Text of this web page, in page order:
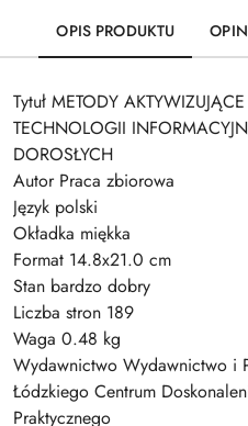
OPIS PRODUKTU
Tytuł METODY
TECHNOLOGII
DOROSŁYCH
Autor Praca zbiorowa
Język polski
Okładka miękka
Format 14.8x21.0 cm
Stan bardzo dobry
Liczba stron 189
Waga 0.48 kg
Wydawnictwo Wydawnictwo i
Łódzkiego Centrum
Praktycznego